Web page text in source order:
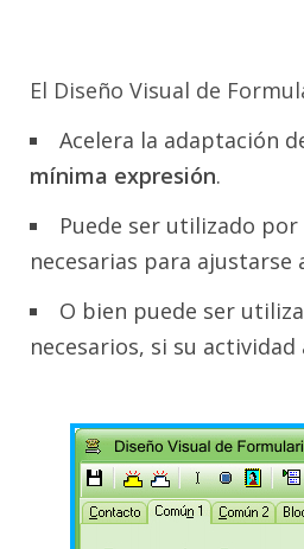
El Diseño Visual de
Acelera la adaptación
mínima expresión.
Puede ser utilizado
necesarias para ajustarse
O bien puede ser
necesarios, si su